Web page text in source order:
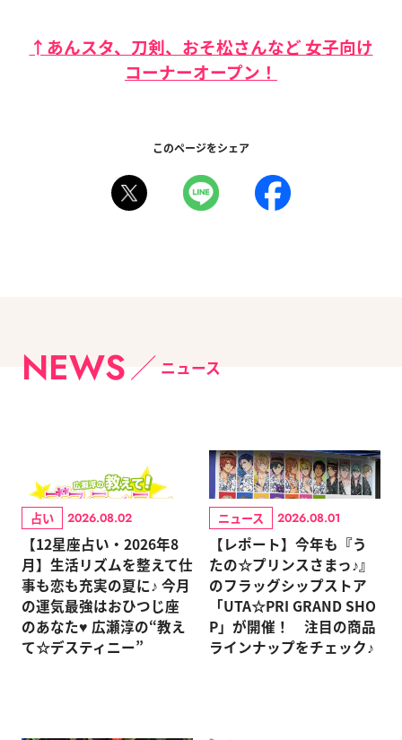
↑あんスタ、刀剣、おそ松さんなど 女子向け
コーナーオープン！
このページをシェア
NEWS ニュース
占い 2026.08.02
【12星座占い・2026年8
月】生活リズムを整えて仕
事も恋も充実の夏に♪ 今月
の運気最強はおひつじ座
のあなた♥ 広瀬淳の“教え
て☆デスティニー”
ニュース 2026.08.01
【レポート】今年も『う
たの☆プリンスさまっ♪』
のフラッグシップストア
「UTA☆PRI GRAND SHO
P」が開催！ 注目の商品
ラインナップをチェック♪